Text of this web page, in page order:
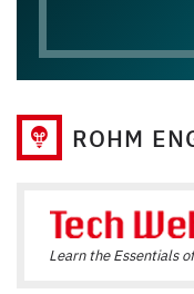
ROHM
Learn the Essentials